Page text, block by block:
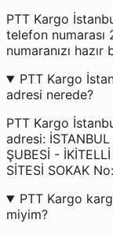
PTT Kargo
telefon numarası
numaranızı hazır
PTT Kargo
adresi nerede?
PTT Kargo
adresi: İSTANBUL
ŞUBESİ -
SİTESİ SOKAK
PTT Kargo
miyim?